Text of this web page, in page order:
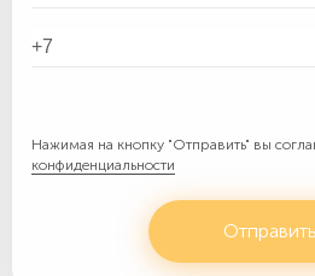
Нажимая на кнопку "Отправить" вы
конфиденциальности
Отправить